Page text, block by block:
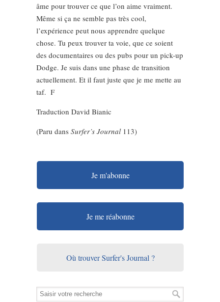
âme pour trouver ce que l’on aime vraiment.
Même si ça ne semble pas très cool,
l’expérience peut nous apprendre quelque
chose. Tu peux trouver ta voie, que ce soient
des documentaires ou des pubs pour un pick-up
Dodge. Je suis dans une phase de transition
actuellement. Et il faut juste que je me mette au
taf. F
Traduction David Bianic
(Paru dans Surfer’s Journal 113)
Je m'abonne
Je me réabonne
Où trouver Surfer's Journal ?